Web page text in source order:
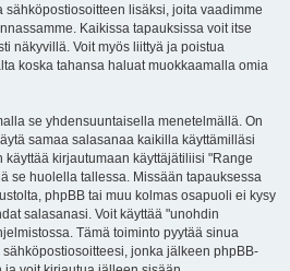
sähköpostiosoitteen lisäksi, joita vaadimme
Kaikissa tapauksissa voit itse
näkyvillä. Voit myös liittyä ja poistua
koska tahansa haluat muokkaamalla omia
se yhdensuuntaisella menetelmällä. On
samaa salasanaa kaikilla käyttämilläsi
kirjautumaan käyttäjätiliisi "Range
se huolella tallessa. Missään tapauksessa
phpBB tai muu kolmas osapuoli ei kysy
salasanasi. Voit käyttää "unohdin
Tämä toiminto pyytää sinua
jonka jälkeen phpBB-